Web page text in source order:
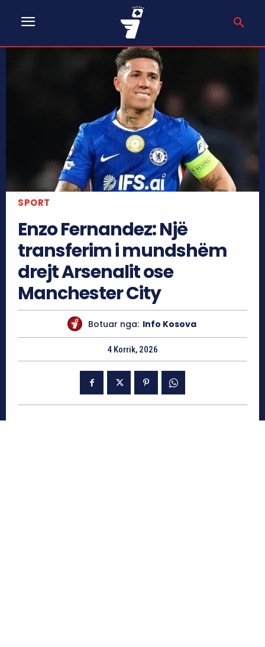
SPORT
Enzo Fernandez: Një
transferim i mundshëm
drejt Arsenalit ose
Manchester City
Botuar nga: Info Kosova
4 Korrik, 2026